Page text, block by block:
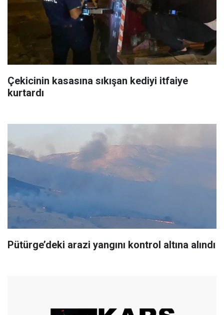
Çekicinin kasasına sıkışan kediyi itfaiye
kurtardı
Pütürge’deki arazi yangını kontrol altına alındı